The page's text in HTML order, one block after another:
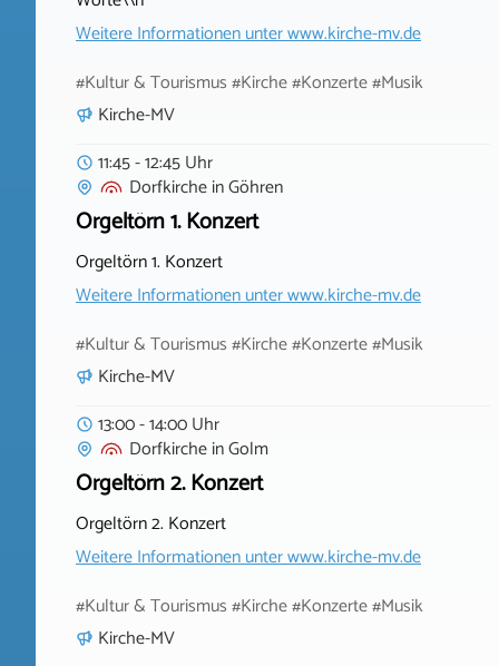
Weitere Informationen unterwww.kirche-mv.de
#Kultur & Tourismus #Kirche #Konzerte #Musik
Kirche-MV
11:45 - 12:45 Uhr
DorfkircheinGöhren
Orgeltörn 1. Konzert
Orgeltörn 1. Konzert
Weitere Informationen unterwww.kirche-mv.de
#Kultur & Tourismus #Kirche #Konzerte #Musik
Kirche-MV
13:00 - 14:00 Uhr
DorfkircheinGolm
Orgeltörn 2. Konzert
Orgeltörn 2. Konzert
Weitere Informationen unterwww.kirche-mv.de
#Kultur & Tourismus #Kirche #Konzerte #Musik
Kirche-MV